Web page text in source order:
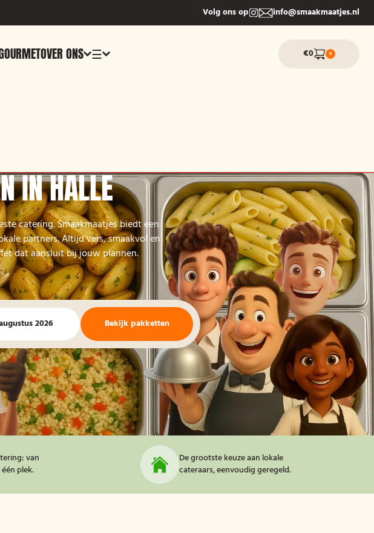
Volg ons op info@smaakmaatjes.nl
OVER ONS ☰ €0 0
IN HALLE
catering. Smaakmaatjes biedt een
partners. Altijd vers, smaakvol en
dat aansluit bij jouw plannen.
2026 Bekijk pakketten
van
plek.
De grootste keuze aan lokale
cateraars, eenvoudig geregeld.